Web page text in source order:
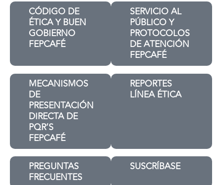
CÓDIGO DE
ÉTICA Y BUEN
GOBIERNO
FEPCAFÉ
SERVICIO AL
PÚBLICO Y
PROTOCOLOS
DE ATENCIÓN
FEPCAFÉ
MECANISMOS
DE
PRESENTACIÓN
DIRECTA DE
PQR’S
FEPCAFÉ
REPORTES
LÍNEA ÉTICA
PREGUNTAS
FRECUENTES
SUSCRÍBASE